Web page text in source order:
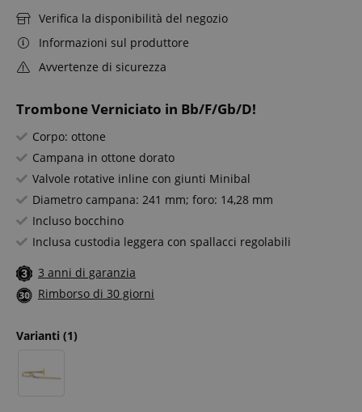
Trombone Verniciato in Bb/F/Gb/D!
Corpo: ottone
Campana in ottone dorato
Valvole rotative inline con giunti Minibal
Diametro campana: 241 mm; foro: 14,28 mm
Incluso bocchino
Inclusa custodia leggera con spallacci regolabili
3 anni di garanzia
Rimborso di 30 giorni
Varianti (1)
Verifica la disponibilità del negozio
Informazioni sul produttore
Avvertenze di sicurezza